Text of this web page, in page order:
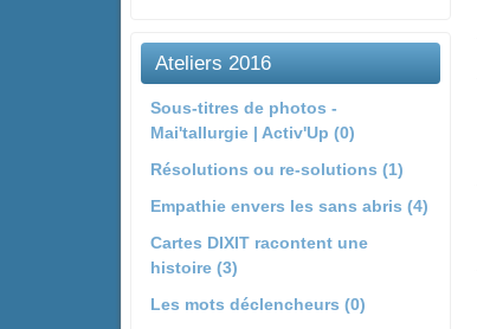
Ateliers 2016
Sous-titres de photos -
Mai'tallurgie | Activ'Up (0)
Résolutions ou re-solutions (1)
Empathie envers les sans abris (4)
Cartes DIXIT racontent une
histoire (3)
Les mots déclencheurs (0)